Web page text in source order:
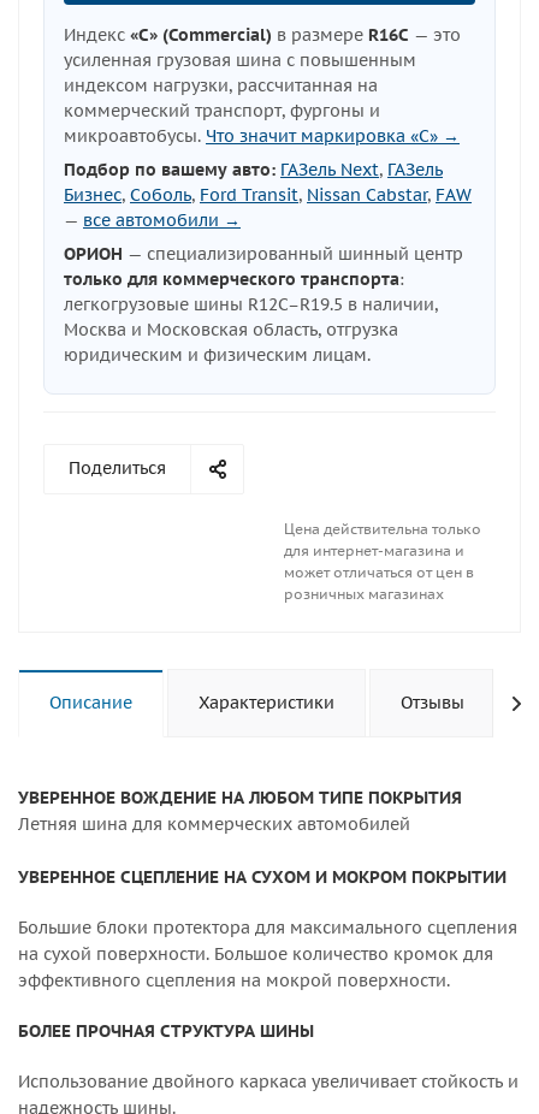
Индекс «C» (Commercial) в размере R16C — это
усиленная грузовая шина с повышенным
индексом нагрузки, рассчитанная на
коммерческий транспорт, фургоны и
микроавтобусы. Что значит маркировка «C» →
Подбор по вашему авто: ГАЗель Next, ГАЗель
Бизнес, Соболь, Ford Transit, Nissan Cabstar, FAW
— все автомобили →
ОРИОН — специализированный шинный центр
только для коммерческого транспорта:
легкогрузовые шины R12C–R19.5 в наличии,
Москва и Московская область, отгрузка
юридическим и физическим лицам.
Поделиться
Цена действительна только
для интернет-магазина и
может отличаться от цен в
розничных магазинах
Описание Характеристики Отзывы
УВЕРЕННОЕ ВОЖДЕНИЕ НА ЛЮБОМ ТИПЕ ПОКРЫТИЯ
Летняя шина для коммерческих автомобилей
УВЕРЕННОЕ СЦЕПЛЕНИЕ НА СУХОМ И МОКРОМ ПОКРЫТИИ
Большие блоки протектора для максимального сцепления
на сухой поверхности. Большое количество кромок для
эффективного сцепления на мокрой поверхности.
БОЛЕЕ ПРОЧНАЯ СТРУКТУРА ШИНЫ
Использование двойного каркаса увеличивает стойкость и
надежность шины.